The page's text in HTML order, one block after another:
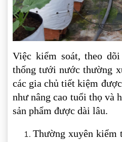
Việc kiểm soát, theo
thống tưới nước thường
các gia chủ tiết kiệm
như nâng cao tuổi thọ và
sản phẩm được dài lâu.
Thường xuyên kiểm